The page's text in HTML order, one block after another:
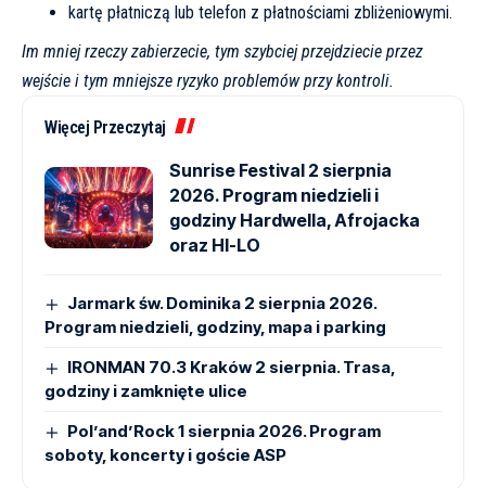
kartę płatniczą lub telefon z płatnościami zbliżeniowymi.
Im mniej rzeczy zabierzecie, tym szybciej przejdziecie przez
wejście i tym mniejsze ryzyko problemów przy kontroli.
Więcej Przeczytaj
Sunrise Festival 2 sierpnia
2026. Program niedzieli i
godziny Hardwella, Afrojacka
oraz HI-LO
Jarmark św. Dominika 2 sierpnia 2026.
Program niedzieli, godziny, mapa i parking
IRONMAN 70.3 Kraków 2 sierpnia. Trasa,
godziny i zamknięte ulice
Pol’and’Rock 1 sierpnia 2026. Program
soboty, koncerty i goście ASP